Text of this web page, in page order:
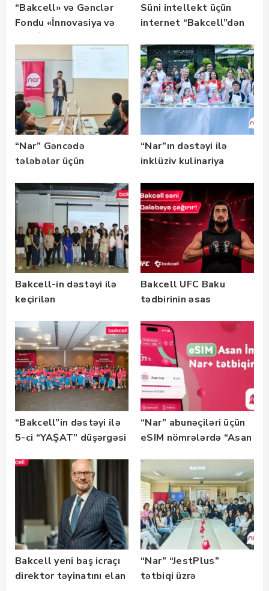
“Bakcell» və Gənclər
Fondu «İnnovasiya və
təqaüd proqramının
qalibləri ilə görüş
keçirib
Süni intellekt üçün
internet “Bakcell”dən
“Nar” Gəncədə
tələbələr üçün
təlimləri təşkil edib
“Nar”ın dəstəyi ilə
inklüziv kulinariya
keçirilib — Fotolar
Bakcell-in dəstəyi ilə
keçirilən
Bootcamp” başladı
Bakcell UFC Baku
tədbirinin əsas
“Bakcell”in dəstəyi ilə
5-ci “YAŞAT” düşərgəsi
“Nar” abunəçiləri üçün
eSIM nömrələrdə “Asan
istifadəyə verildi
Bakcell yeni baş icraçı
direktor təyinatını elan
“Nar” “JestPlus”
tətbiqi üzrə